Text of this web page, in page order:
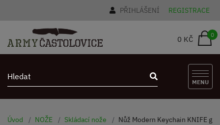
PŘIHLÁŠENÍ REGISTRACE
0 KČ 0
MENU
Úvod NOŽE Skládací nože Nůž Modern Keychain KNIFE